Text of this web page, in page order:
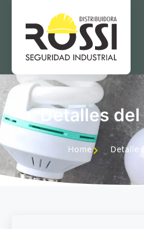
Detalles
Home Detalle